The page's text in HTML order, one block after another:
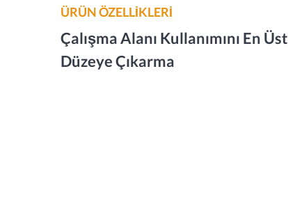
ÜRÜN ÖZELLİKLERİ
Çalışma Alanı Kullanımını En Üst
Düzeye Çıkarma